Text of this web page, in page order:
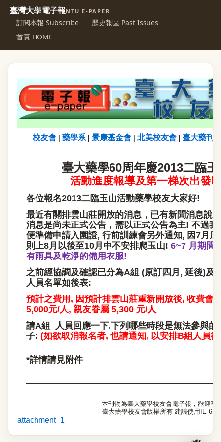
臺灣大學電子報NTU E-PAPER
訂閱本報 Subscribe
歷史報區 Past Issues
首頁 HOME
校友會 藥學系| 景康基金會 北美校友會 臺大藥刊
臺大藥學60周年慶2013二臨
活動進度報導及第一梯次出發
各位報名2013二臨玉山活動藥學校友大家好!
最近有關排雲山莊開放的消息，已有新聞消息說
消息是尚未正式公告，需以正式公告為主! 不過
便準備申請入園證, 行前訓練會另外通知, 因7月
則上8月以後至10月中不安排爬玉山! 6~7 月期間
有雨具及乾淨的備用衣服!
之前經協調及確認已分為A組 (原訂四月, 延後)及
人員名單如後表:
預計之費用, 因預計排雲山莊重新開放後, 收費會
5,000元/人, 親友眷屬 5,300 元/人
請A組_人員回應一下,下列哪些時段是無法參與
子: (如欲取消報名者, 也請通知, 以安排B組人員
*詳情請見附件
本刊物為臺大藥學校友會電子報，歡迎至
臺大藥學校友會版權所有 建議使用IE 6.0
attachment_1